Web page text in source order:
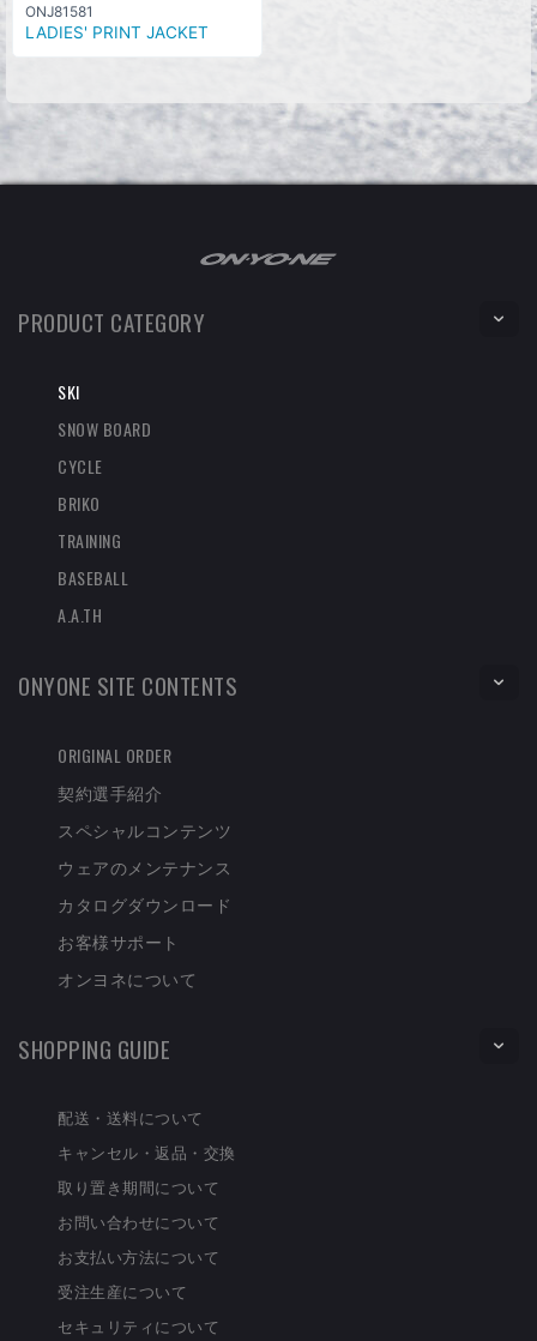
ONJ81581
LADIES' PRINT JACKET
PRODUCT CATEGORY
SKI
SNOW BOARD
CYCLE
BRIKO
TRAINING
BASEBALL
A.A.TH
ONYONE SITE CONTENTS
ORIGINAL ORDER
契約選手紹介
スペシャルコンテンツ
ウェアのメンテナンス
カタログダウンロード
お客様サポート
オンヨネについて
SHOPPING GUIDE
配送・送料について
キャンセル・返品・交換
取り置き期間について
お問い合わせについて
お支払い方法について
受注生産について
セキュリティについて